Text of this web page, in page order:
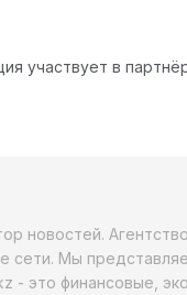
участвует в
новостей.
Мы
- это финансовые,